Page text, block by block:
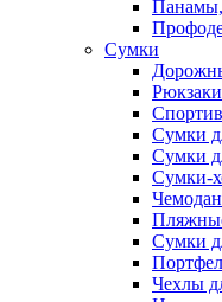
Сумки
Рюкзаки
Сумки
Сумки
Сумки-
Сумки
Чехлы